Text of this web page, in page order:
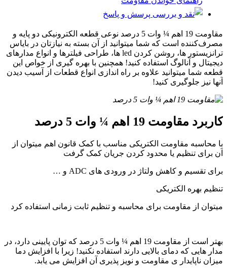
پرسش و پاسخ
مقاومت 19 اهم ¼ وات 5 درصد نوعی قطعه الکترونیکی دو پایه و
مصرف‌کننده است که شما میتوانید از آن بسته به نیازتان در بایاس
ترانزیستور ها، روشن کردن led ها، طراحی فیلترها و انواع مدارهای
دیجیتال و آنالوگ استفاده کنید! همچنین با بهره گیری از خواص این
قطعه شما میتوانید علاوه بر راه اندازی انواع قطعات از آسیب دیدن
آنها نیز جلوگیری کنید!
کاربرد مقاومت 19 اهم ¼ وات 5 درصد
با محاسبه مقاومت الکتریکی مناسب با کمک قانون اهم میتوان از
آن برای تنظیم یا محدود کردن جریان کمک گرفت
برای تقسیم و کاهش ولتاژ در ورودی های ADC و …
تنظیم بهره الکتریکی
میتوان از مقاومت برای محاسبه و تنظیم ثابت زمانی استفاده کرد
بهتر است از مقاومت 19 اهم ¼ وات 5 درصد که توان پایینی دارد، در
مدار هایی که دمای بالایی دارند استفاده نکنید! زیرا با افزایش دما
میزان ناپایدار ی مقاومت و نویز پذیری آن افزایش می یابد.